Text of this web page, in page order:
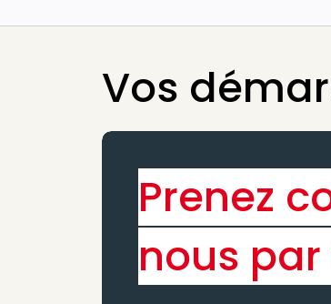
Vos
Prenez
nous